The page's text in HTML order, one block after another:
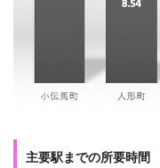
主要駅までの所要時間